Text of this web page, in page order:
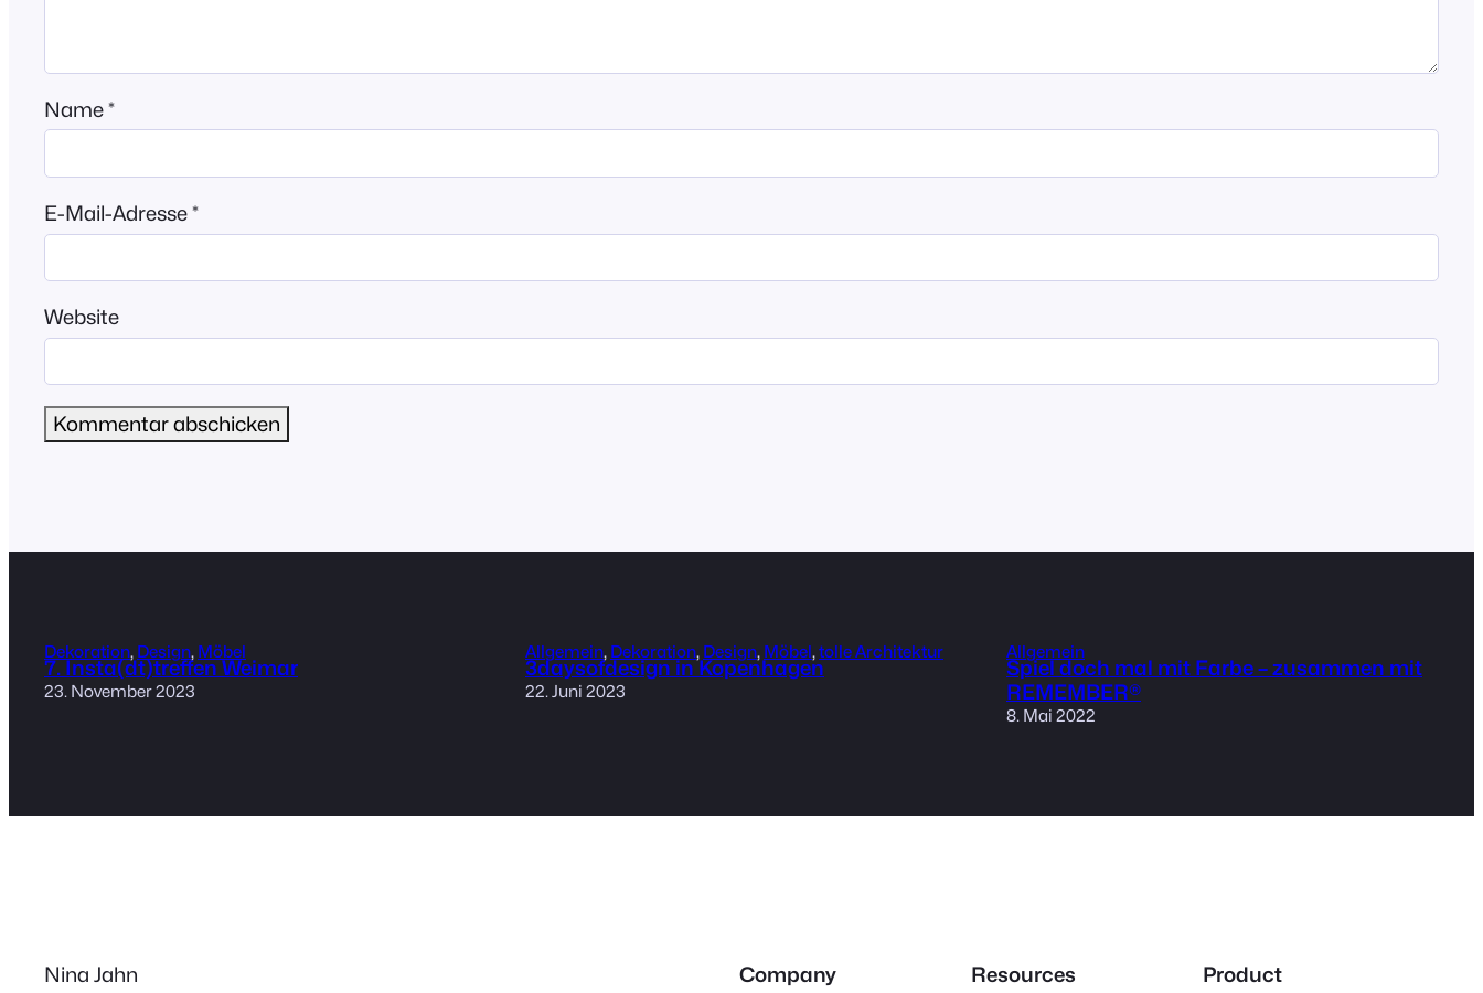
Name*
E-Mail-Adresse*
Website
Dekoration, Design, Möbel
7. Insta(dt)treffen Weimar
23. November 2023
Allgemein, Dekoration, Design, Möbel, tolle Architektur
3daysofdesign in Kopenhagen
22. Juni 2023
Allgemein
Spiel doch mal mit Farbe – zusammen mit
REMEMBER®
8. Mai 2022
Nina Jahn Company Resources Product